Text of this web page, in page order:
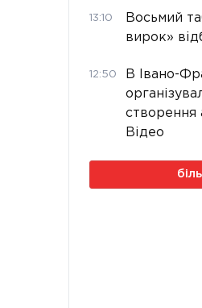
13:10
Восьмий
вирок»
12:50
В Івано-
створення
Відео